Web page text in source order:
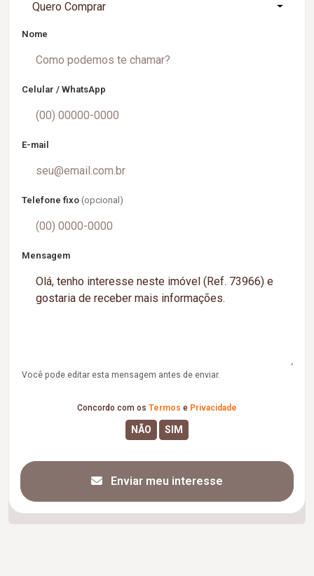
Quero Comprar
Nome
Celular / WhatsApp
E-mail
Telefone fixo (opcional)
Mensagem
Você pode editar esta mensagem antes de enviar.
Concordo com os Termos e Privacidade
Enviar meu interesse